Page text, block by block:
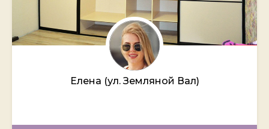
Елена (ул. Земляной Вал)